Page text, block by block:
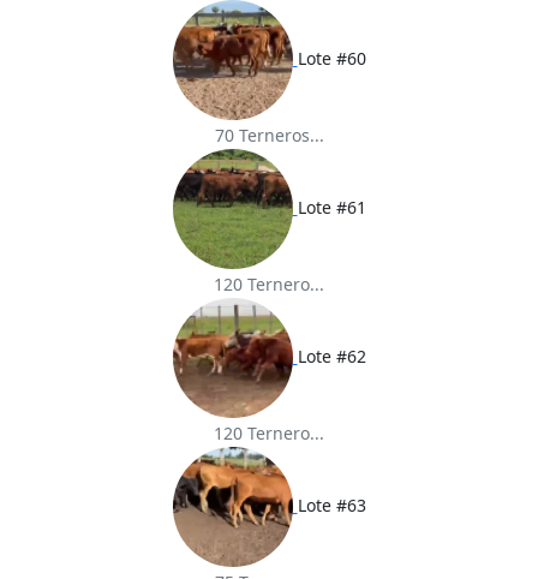
Lote #60
70 Terneros...
Lote #61
120 Ternero...
Lote #62
120 Ternero...
Lote #63